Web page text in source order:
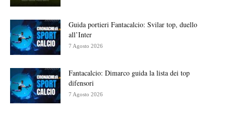
Guida portieri Fantacalcio: Svilar top, duello
all’Inter
7 Agosto 2026
Fantacalcio: Dimarco guida la lista dei top
difensori
7 Agosto 2026